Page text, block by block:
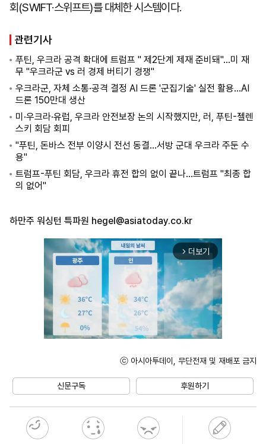
회(SWIFT·스위프트)를 대체한 시스템이다.
관련기사
푸틴, 우크라 공격 확대에 트럼프 " 제2단계 제재 준비돼"...미 재
무 "우크라군 vs 러 경제 버티기 경쟁"
우크라군, 자체 소통·공격 결정 AI 드론 '군집기술' 실전 활용...AI
드론 150만대 생산
미·우크라·유럽, 우크라 안전보장 논의 시작했지만, 러, 푸틴-젤렌
스키 회담 회피
"푸틴, 돈바스 전부 이양시 전선 동결...서방 군대 우크라 주둔 수
용"
트럼프-푸틴 회담, 우크라 휴전 합의 없이 끝나...트럼프 "최종 합
의 없어"
하만주 워싱턴 특파원 hegel@asiatoday.co.kr
arrow_forward_ios 더보기
ⓒ 아시아투데이, 무단전재 및 재배포 금지
신문구독 후원하기